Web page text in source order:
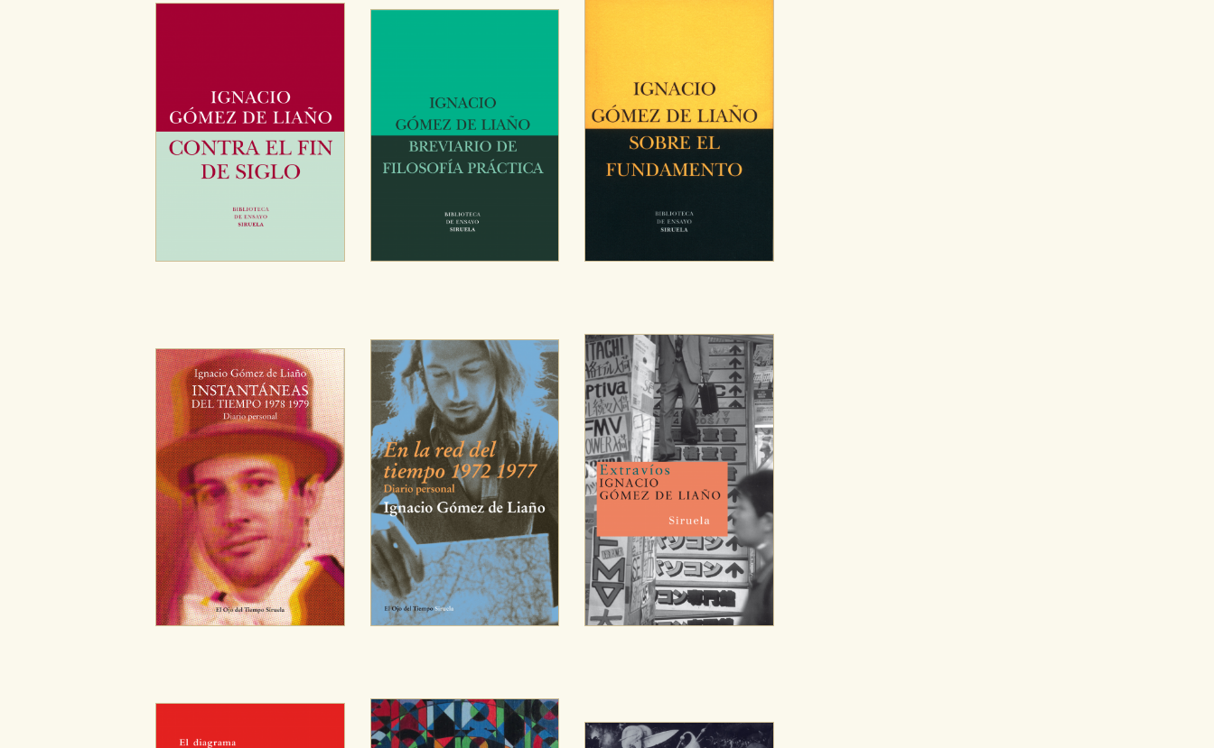
CONFIGURACIÓN DE COOKIES
Estas cookies son necesarias para que nuestro sitio web funcione y no es posible deshabilitarlas desde nuestro sistema. Es posible
configuraciones de servicios para que no tenga que reconfigurarlos cada vez que nos visita. La información es agregada y, por lo
tanto, es anónima.
Cookies de publicidad y redes sociales
Estas cookies son gestionadas por nuestros socios publicitarios y se utilizan para mostrar publicidad relevante para sus intereses en
otros sitios. No almacenan directamente información personal sino que se basan en la identificación única de su navegador y
dispositivo de internet.
GUARDAR CONFIGURACIÓN
Puede consultar nuestrapolítica de cookies